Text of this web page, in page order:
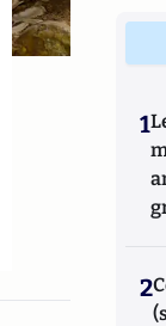
1
2